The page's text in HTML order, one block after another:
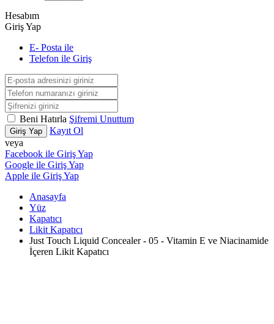
Hesabım
Giriş Yap
E- Posta ile
Telefon ile Giriş
Beni Hatırla Şifremi Unuttum
Giriş Yap
Kayıt Ol
veya
Facebook ile Giriş Yap
Google ile Giriş Yap
Apple ile Giriş Yap
Anasayfa
Yüz
Kapatıcı
Likit Kapatıcı
Just Touch Liquid Concealer - 05 - Vitamin E ve Niacinamide
İçeren Likit Kapatıcı